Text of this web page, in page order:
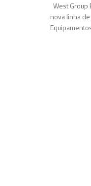
West Group
nova linha